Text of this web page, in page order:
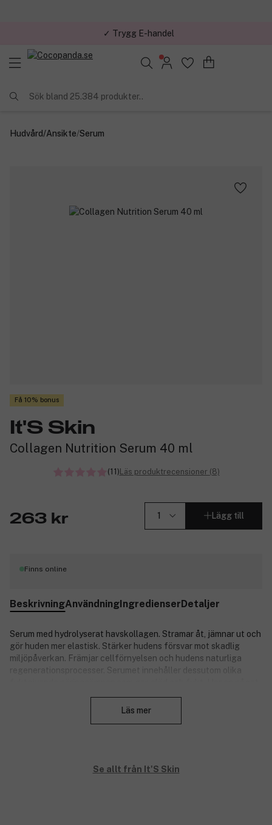
✓ Trygg E-handel
Sök bland 25.384 produkter..
Hudvård/Ansikte/Serum
Få 10% bonus
It'S Skin
Collagen Nutrition Serum 40 ml
(11)Läs produktrecensioner (8)
263 kr Lägg till
Finns online
BeskrivningAnvändningIngredienserDetaljer
Serum med hydrolyserat havskollagen. Stramar åt, jämnar ut och
gör huden mer elastisk. Stärker hudens försvar mot skadlig
miljöpåverkan. Främjar cellförnyelsen och hudens naturliga
regenerationsprocesser. Serumet innehåller dessutom olika
Dermatologiskt testad.
Efteråt känns huden mjuk och återfuktad.
Läs mer
Se allt från It'S Skin